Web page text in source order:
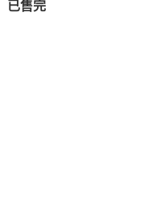
已售完